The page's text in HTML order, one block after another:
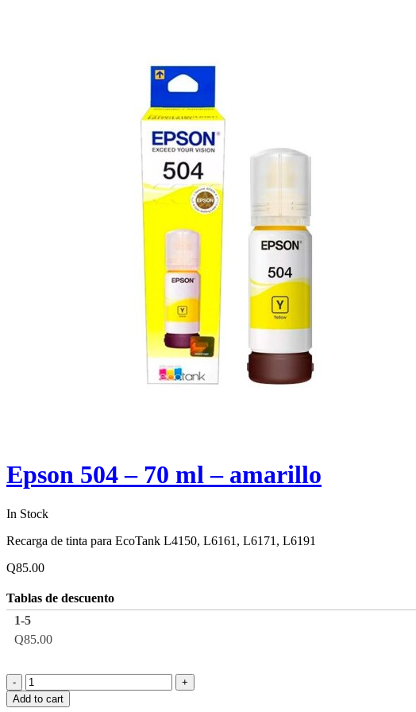
Epson 504 – 70 ml – amarillo
In Stock
Recarga de tinta para EcoTank L4150, L6161, L6171, L6191
Q85.00
Tablas de descuento
1-5
Q85.00
Add to cart